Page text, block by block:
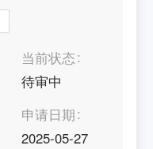
当前状态
待审中
申请日期
2025-05-27